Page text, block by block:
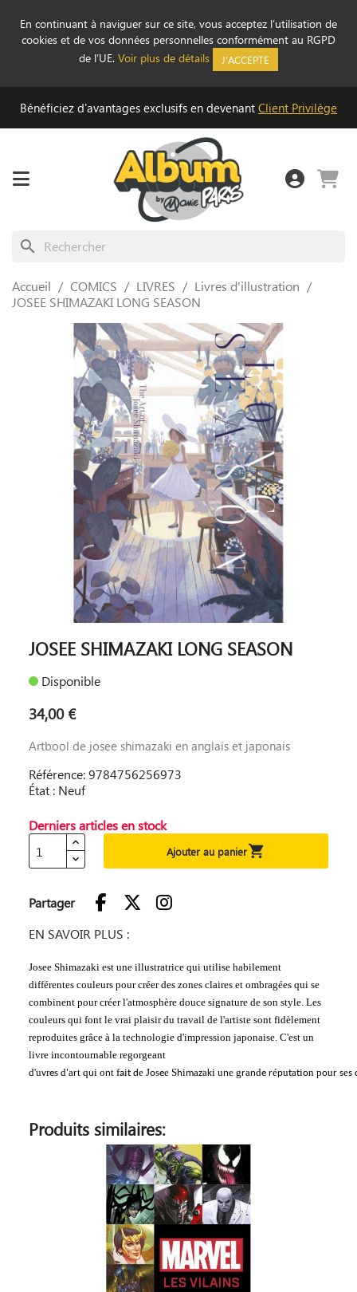
En continuant à naviguer sur ce site, vous acceptez l’utilisation de
cookies et de vos données personnelles conformément au RGPD
de l’UE. Voir plus de détails J'ACCEPTE
Bénéficiez d'avantages exclusifs en devenant Client Privilège
search
Accueil COMICS LIVRES
Livres d'illustration
JOSEE SHIMAZAKI LONG SEASON
JOSEE SHIMAZAKI LONG SEASON
Disponible
34,00 €
Artbool de josee shimazaki en anglais et japonais
Référence: 9784756256973
État : Neuf
Derniers articles en stock
Ajouter au panier
Partager
EN SAVOIR PLUS :
Josee Shimazaki est une illustratrice qui utilise habilement
différentes couleurs pour créer des zones claires et ombragées qui se
combinent pour créer l'atmosphère douce signature de son style. Les
couleurs qui font le vrai plaisir du travail de l'artiste sont fidèlement
reproduites grâce à la technologie d'impression japonaise. C'est un
livre incontournable regorgeant
d'uvres d'art qui ont fait de Josee Shimazaki une grande réputation pour ses
Produits similaires: